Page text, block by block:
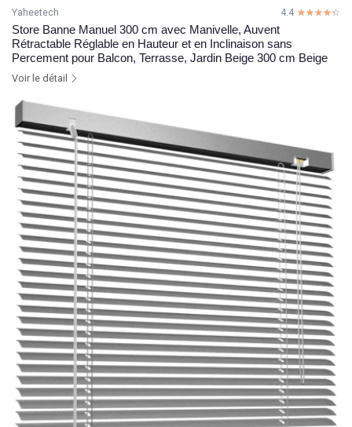
Yaheetech 4.4 ☆☆☆☆☆
★★★★★
Store Banne Manuel 300 cm avec Manivelle, Auvent
Rétractable Réglable en Hauteur et en Inclinaison sans
Percement pour Balcon, Terrasse, Jardin Beige 300 cm Beige
Voir le détail